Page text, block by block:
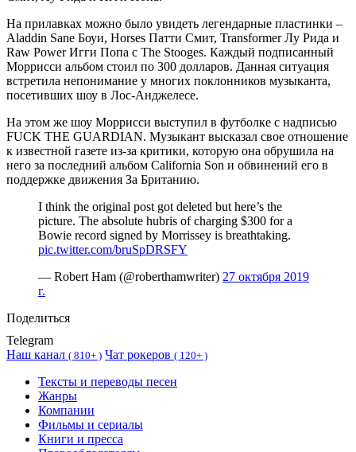
На прилавках можно было увидеть легендарные пластинки –
Aladdin Sane Боуи, Horses Патти Смит, Transformer Лу Рида и
Raw Power Игги Попа с The Stooges. Каждый подписанный
Моррисси альбом стоил по 300 долларов. Данная ситуация
встретила непонимание у многих поклонников музыканта,
посетивших шоу в Лос-Анджелесе.
На этом же шоу Моррисси выступил в футболке с надписью
FUCK THE GUARDIAN. Музыкант высказал свое отношение
к известной газете из-за критики, которую она обрушила на
него за последний альбом California Son и обвинений его в
поддержке движения За Британию.
I think the original post got deleted but here’s the
picture. The absolute hubris of charging $300 for a
Bowie record signed by Morrissey is breathtaking.
pic.twitter.com/bruSpDRSFY
— Robert Ham (@roberthamwriter) 27 октября 2019
г.
Поделиться
Telegram
Наш канал ( 810+ ) Чат рокеров ( 120+ )
Тексты и переводы песен
Жанры
Компании
Фильмы и сериалы
Книги и пресса